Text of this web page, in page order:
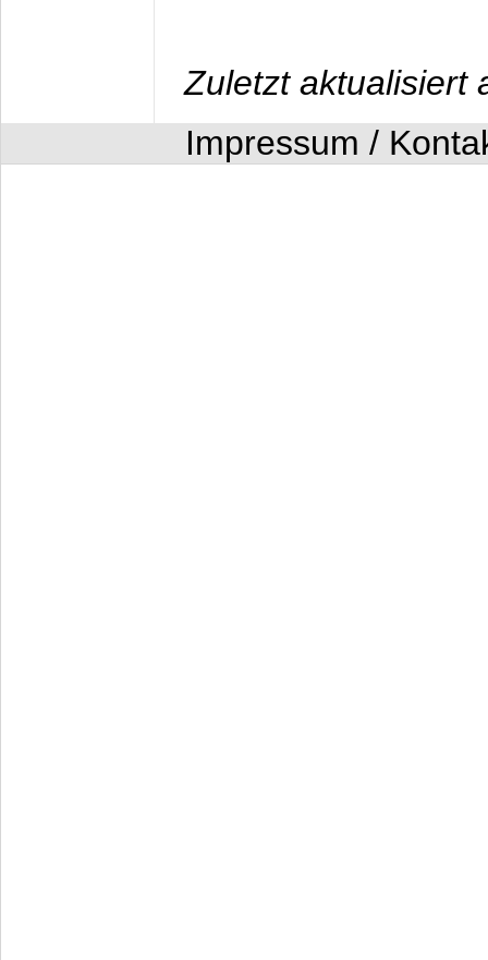
Zuletzt aktualisiert
Impressum /